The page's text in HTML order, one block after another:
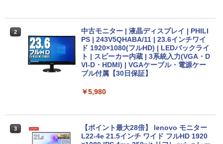
2
【期間限定★新品無線マウス付】中古ノ
ートパソコン Windows11 Office2019搭
載 15.6型 テンキー付き Celeron 第8世代
Core i3 Core i5 メモリ4GB/16GB SSD1
28GB～1TB Webカメラ DVD 無線LAN
店長おまかせPC 初期設定済 送料無料
超得1,000円OFF｜新生活応援 豪華特典
2
HP ProDesk 400 G6 DM 【Core i5 1050
0T/メモリ16GB(DDR4)/SSD256GB(M.2
NVMe)/Win11Pro-64bit】【中古/送料無
料】※沖縄・離島を除く
￥32,980
ini pc Windows11 Pro 超軽量 4コア/4ス
レッド 2.9GHz ミニパソコン 静音 M.2 2
2
中古モニター | 液晶ディスプレイ | PHILI
PS | 243V5QHABA/11 | 23.6インチワイ
ド 1920×1080(フルHD) | LEDバックライ
ト | スピーカー内蔵 | 3系統入力(VGA・D
VI-D・HDMI) | VGAケーブル・電源ケー
ブル付属【30日保証】
￥5,980
3
【ポイント最大28倍】 lenovo モニター
L22-4e 21.5インチ ワイド フルHD 1920